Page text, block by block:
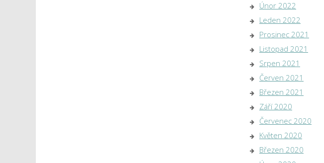
Únor 2022
Leden 2022
Prosinec 2021
Listopad 2021
Srpen 2021
Červen 2021
Březen 2021
Září 2020
Červenec 2020
Květen 2020
Březen 2020